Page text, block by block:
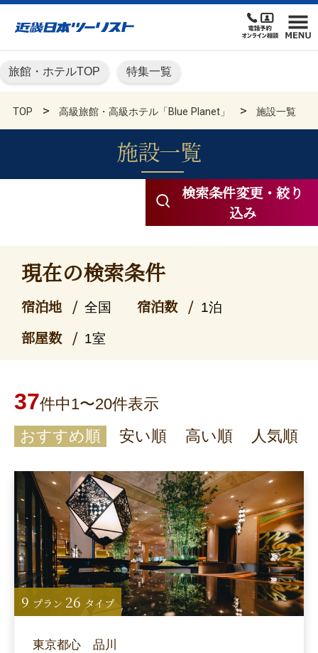
旅館・ホテルTOP 特集一覧
TOP 高級旅館・高級ホテル「Blue Planet」 施設一覧
高級旅館・高級ホテ
施設一覧
検索条件変更・絞り
込み
現在の検索条件
宿泊地 全国 宿泊数 1泊
部屋数 1室
37件中1〜20件表示
おすすめ順
安い順 高い順 人気順
東京都心 品川
9 プラン 26 タイプ